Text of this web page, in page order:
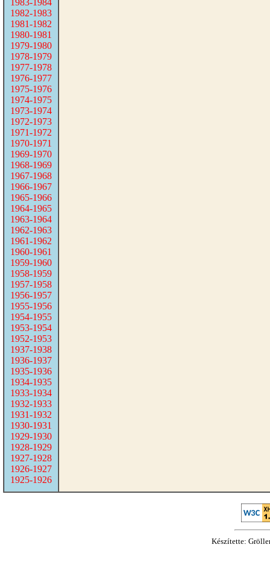
1983-1984
1982-1983
1981-1982
1980-1981
1979-1980
1978-1979
1977-1978
1976-1977
1975-1976
1974-1975
1973-1974
1972-1973
1971-1972
1970-1971
1969-1970
1968-1969
1967-1968
1966-1967
1965-1966
1964-1965
1963-1964
1962-1963
1961-1962
1960-1961
1959-1960
1958-1959
1957-1958
1956-1957
1955-1956
1954-1955
1953-1954
1952-1953
1937-1938
1936-1937
1935-1936
1934-1935
1933-1934
1932-1933
1931-1932
1930-1931
1929-1930
1928-1929
1927-1928
1926-1927
1925-1926
Készítette: